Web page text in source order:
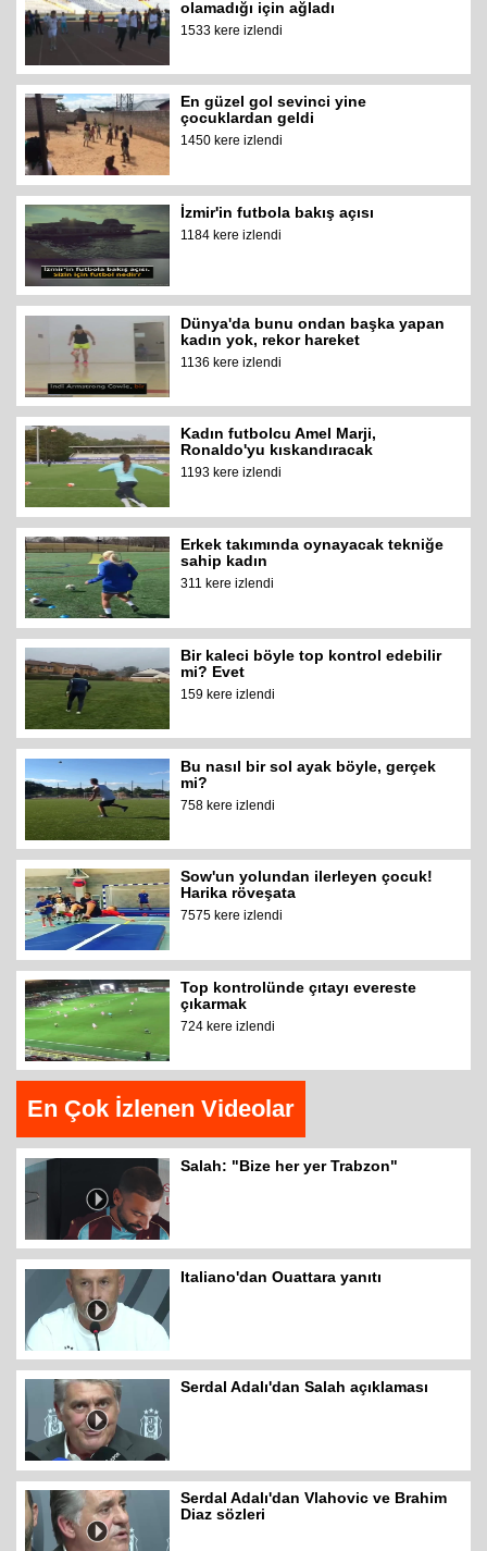
olamadığı için ağladı
1533 kere izlendi
En güzel gol sevinci yine
çocuklardan geldi
1450 kere izlendi
İzmir'in futbola bakış açısı
1184 kere izlendi
Dünya'da bunu ondan başka yapan
kadın yok, rekor hareket
1136 kere izlendi
Kadın futbolcu Amel Marji,
Ronaldo'yu kıskandıracak
1193 kere izlendi
Erkek takımında oynayacak tekniğe
sahip kadın
311 kere izlendi
Bir kaleci böyle top kontrol edebilir
mi? Evet
159 kere izlendi
Bu nasıl bir sol ayak böyle, gerçek
mi?
758 kere izlendi
Sow'un yolundan ilerleyen çocuk!
Harika röveşata
7575 kere izlendi
Top kontrolünde çıtayı evereste
çıkarmak
724 kere izlendi
En Çok İzlenen Videolar
Salah: "Bize her yer Trabzon"
Italiano'dan Ouattara yanıtı
Serdal Adalı'dan Salah açıklaması
Serdal Adalı'dan Vlahovic ve Brahim
Diaz sözleri